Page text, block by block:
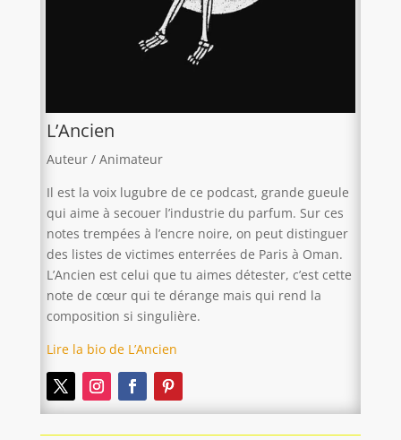
L’Ancien
Auteur / Animateur
Il est la voix lugubre de ce podcast, grande gueule
qui aime à secouer l’industrie du parfum. Sur ces
notes trempées à l’encre noire, on peut distinguer
des listes de victimes enterrées de Paris à Oman.
L’Ancien est celui que tu aimes détester, c’est cette
note de cœur qui te dérange mais qui rend la
composition si singulière.
Lire la bio de L’Ancien